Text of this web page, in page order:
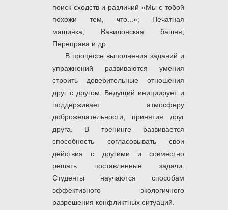
поиск сходств и различий «Мы с тобой
похожи тем, что...»; Печатная
машинка; Вавилонская башня;
Переправа и др.
В процессе выполнения заданий и
упражнений развиваются умения
строить доверительные отношения
друг с другом. Ведущий инициирует и
поддерживает атмосферу
доброжелательности, принятия друг
друга. В тренинге развивается
способность согласовывать свои
действия с другими и совместно
решать поставленные задачи.
Студенты научаются способам
эффективного экологичного
разрешения конфликтных ситуаций.